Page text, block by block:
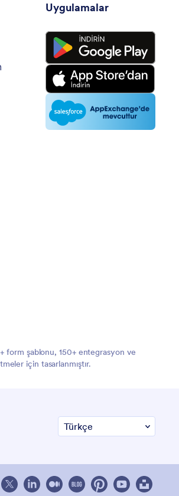
Uygulamalar
form şablonu, 150+ entegrasyon ve
için tasarlanmıştır.